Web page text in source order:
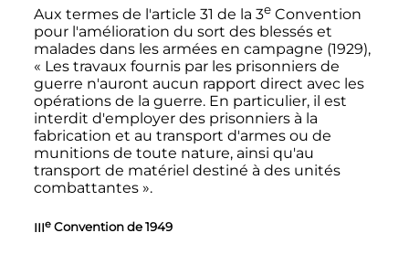
Aux termes de l'article 31 de la 3eConvention
pour l'amélioration du sort des blessés et
malades dans les armées en campagne (1929),
« Les travaux fournis par les prisonniers de
guerre n'auront aucun rapport direct avec les
opérations de la guerre. En particulier, il est
interdit d'employer des prisonniers à la
fabrication et au transport d'armes ou de
munitions de toute nature, ainsi qu'au
transport de matériel destiné à des unités
combattantes ».
IIIeConvention de 1949